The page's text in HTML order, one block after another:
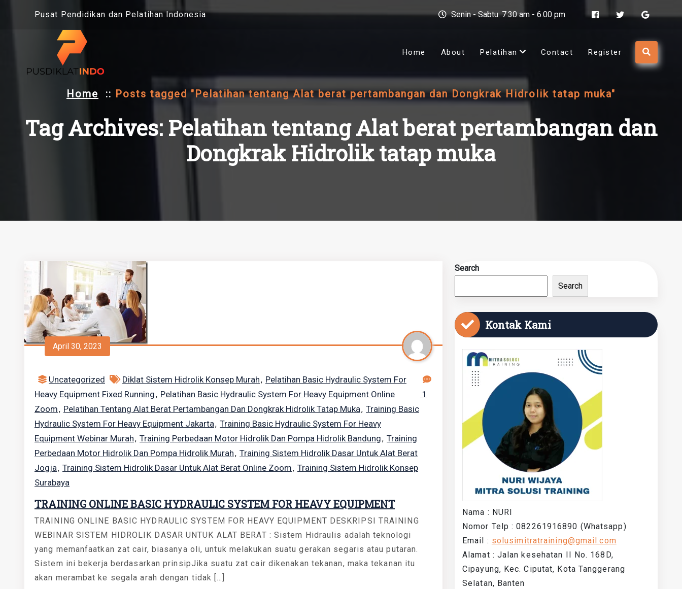
Pusat Pendidikan dan Pelatihan Indonesia Senin - Sabtu: 7.30 am - 6.00 pm
Home About Pelatihan Contact Register
Home :: Posts tagged "Pelatihan tentang Alat berat pertambangan dan Dongkrak Hidrolik tatap muka"
Tag Archives: Pelatihan tentang Alat berat pertambangan dan
Dongkrak Hidrolik tatap muka
April 30, 2023
Uncategorized Diklat Sistem Hidrolik Konsep Murah, Pelatihan Basic Hydraulic System For
Heavy Equipment Fixed Running, Pelatihan Basic Hydraulic System For Heavy Equipment Online
Zoom, Pelatihan Tentang Alat Berat Pertambangan Dan Dongkrak Hidrolik Tatap Muka, Training Basic
Hydraulic System For Heavy Equipment Jakarta, Training Basic Hydraulic System For Heavy
Equipment Webinar Murah, Training Perbedaan Motor Hidrolik Dan Pompa Hidrolik Bandung, Training
Perbedaan Motor Hidrolik Dan Pompa Hidrolik Murah, Training Sistem Hidrolik Dasar Untuk Alat Berat
Jogja, Training Sistem Hidrolik Dasar Untuk Alat Berat Online Zoom, Training Sistem Hidrolik Konsep
Surabaya
1
TRAINING ONLINE BASIC HYDRAULIC SYSTEM FOR HEAVY EQUIPMENT
TRAINING ONLINE BASIC HYDRAULIC SYSTEM FOR HEAVY EQUIPMENT DESKRIPSI TRAINING
WEBINAR SISTEM HIDROLIK DASAR UNTUK ALAT BERAT : Sistem Hidraulis adalah teknologi
yang memanfaatkan zat cair, biasanya oli, untuk melakukan suatu gerakan segaris atau putaran.
Sistem ini bekerja berdasarkan prinsipJika suatu zat cair dikenakan tekanan, maka tekanan itu
akan merambat ke segala arah dengan tidak […]
Search
Search
Kontak Kami
Nama : NURI
Nomor Telp : 082261916890 (Whatsapp)
Email : solusimitratraining@gmail.com
Alamat : Jalan kesehatan II No. 168D,
Cipayung, Kec. Ciputat, Kota Tanggerang
Selatan, Banten